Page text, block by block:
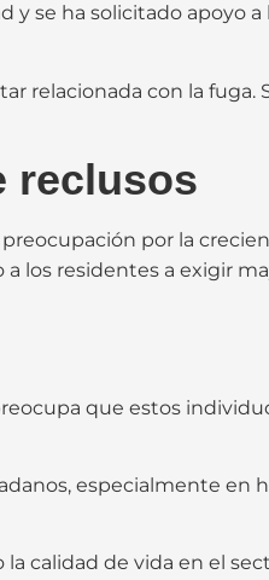
y se ha solicitado apoyo
relacionada con la fuga.
reclusos
por la
los residentes a exigir
que estos
especialmente en
calidad de vida en el